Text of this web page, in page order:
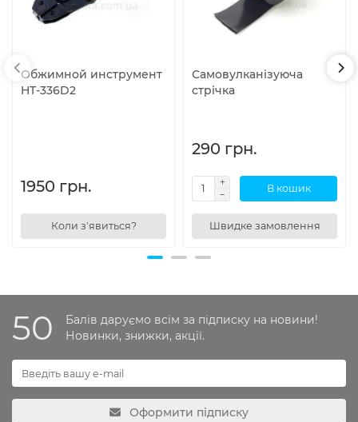
Обжимной инструмент
HT-336D2
1950 грн.
Коли з'явиться?
Самовулканізуюча
стрічка
290 грн.
В кошик
Швидке замовлення
50
Балів даруємо всім за підписку на новини!
Новинки, знижки, акції.
Оформити підписку